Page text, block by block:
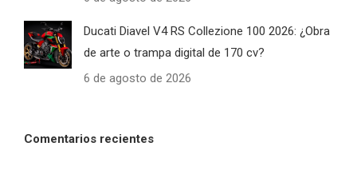
Ducati Diavel V4 RS Collezione 100 2026: ¿Obra
de arte o trampa digital de 170 cv?
6 de agosto de 2026
Comentarios recientes